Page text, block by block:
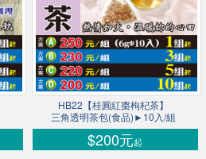
HB22【桂圓紅棗枸杞茶】
三角透明茶包(食品)►10入/組
$200元起